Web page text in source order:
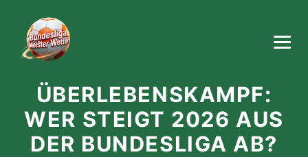
ÜBERLEBENSKAMPF:
WER STEIGT 2026 AUS
DER BUNDESLIGA AB?